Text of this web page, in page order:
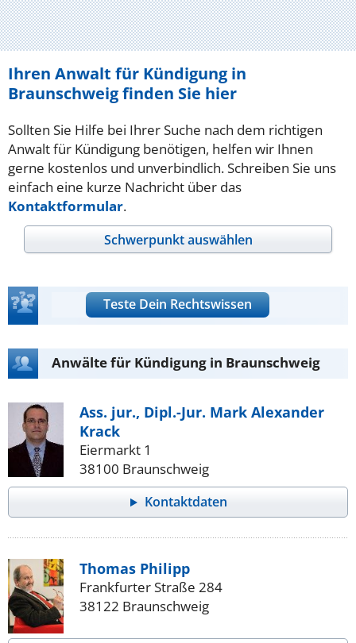
Ihren Anwalt für Kündigung in
Braunschweig finden Sie hier
Sollten Sie Hilfe bei Ihrer Suche nach dem richtigen
Anwalt für Kündigung benötigen, helfen wir Ihnen
gerne kostenlos und unverbindlich. Schreiben Sie uns
einfach eine kurze Nachricht über das
Kontaktformular.
Schwerpunkt auswählen
Teste Dein Rechtswissen
Anwälte für Kündigung in Braunschweig
Ass. jur., Dipl.-Jur. Mark Alexander
Krack
Eiermarkt 1
38100 Braunschweig
Kontaktdaten
Thomas Philipp
Frankfurter Straße 284
38122 Braunschweig